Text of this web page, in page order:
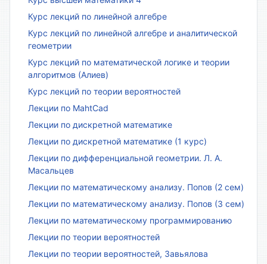
Курс лекций по линейной алгебре
Курс лекций по линейной алгебре и аналитической
геометрии
Курс лекций по математической логике и теории
алгоритмов (Алиев)
Курс лекций по теории вероятностей
Лекции по MahtCad
Лекции по дискретной математике
Лекции по дискретной математике (1 курс)
Лекции по дифференциальной геометрии. Л. А.
Масальцев
Лекции по математическому анализу. Попов (2 сем)
Лекции по математическому анализу. Попов (3 сем)
Лекции по математическому программированию
Лекции по теории вероятностей
Лекции по теории вероятностей, Завьялова